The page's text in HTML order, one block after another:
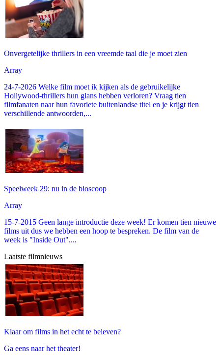
Onvergetelijke thrillers in een vreemde taal die je moet zien
Array
24-7-2026 Welke film moet ik kijken als de gebruikelijke
Hollywood-thrillers hun glans hebben verloren? Vraag tien
filmfanaten naar hun favoriete buitenlandse titel en je krijgt tien
verschillende antwoorden,...
Speelweek 29: nu in de bioscoop
Array
15-7-2015 Geen lange introductie deze week! Er komen tien nieuwe
films uit dus we hebben een hoop te bespreken. De film van de
week is "Inside Out"....
Laatste filmnieuws
Klaar om films in het echt te beleven?
Ga eens naar het theater!